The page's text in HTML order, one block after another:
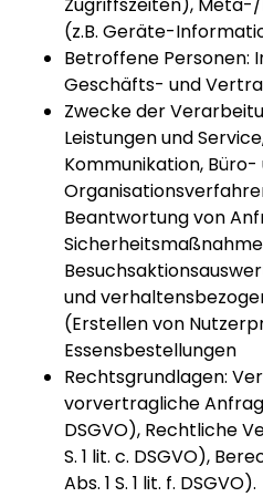
(z.B. Geräte-
Betroffene Personen:
Geschäfts- und
Zwecke der
Leistungen und
Kommunikation, Büro-
Beantwortung von
und
(Erstellen von
Essensbestellungen
Rechtsgrundlagen:
vorvertragliche
DSGVO), Rechtliche
S. 1 lit. c. DSGVO),
Abs. 1 S. 1 lit. f. DSGVO).